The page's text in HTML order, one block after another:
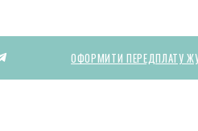
ОФОРМИТИ ПЕРЕДПЛАТУ